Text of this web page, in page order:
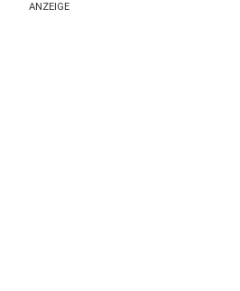
ANZEIGE